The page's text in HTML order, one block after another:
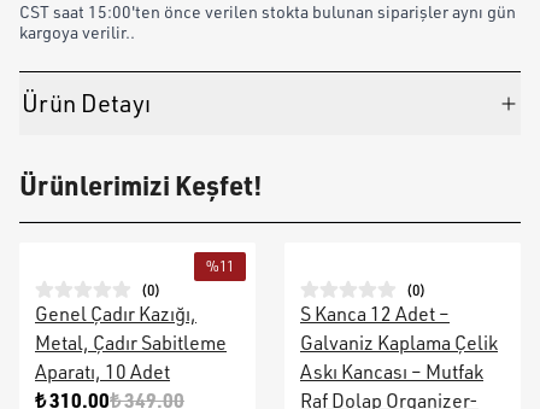
CST saat 15:00'ten önce verilen stokta bulunan siparişler aynı gün
kargoya verilir..
Ürün Detayı
Ürünlerimizi Keşfet!
%11
(0)
Genel Çadır Kazığı,
Metal, Çadır Sabitleme
Aparatı, 10 Adet
₺ 310.00₺ 349.00
(0)
S Kanca 12 Adet –
Galvaniz Kaplama Çelik
Askı Kancası – Mutfak
Raf Dolap Organizer-